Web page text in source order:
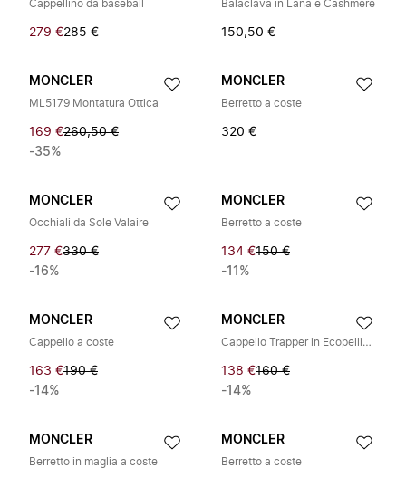
Cappellino da baseball
279 €285 €
Balaclava in Lana e Cashmere
150,50 €
MONCLER
ML5179 Montatura Ottica
169 €260,50 €
-35%
MONCLER
Berretto a coste
320 €
MONCLER
Occhiali da Sole Valaire
277 €330 €
-16%
MONCLER
Berretto a coste
134 €150 €
-11%
MONCLER
Cappello a coste
163 €190 €
-14%
MONCLER
Cappello Trapper in Ecopelliccia
138 €160 €
-14%
MONCLER
Berretto in maglia a coste
MONCLER
Berretto a coste